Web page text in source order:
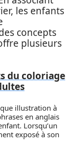
les enfants
concepts
plusieurs
du coloriage
illustration à
en anglais
Lorsqu’un
exposé à son